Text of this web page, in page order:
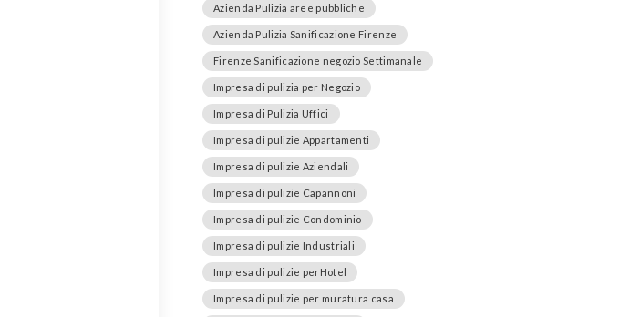
Azienda Pulizia aree pubbliche
Azienda Pulizia Sanificazione Firenze
Firenze Sanificazione negozio Settimanale
Impresa di pulizia per Negozio
Impresa di Pulizia Uffici
Impresa di pulizie Appartamenti
Impresa di pulizie Aziendali
Impresa di pulizie Capannoni
Impresa di pulizie Condominio
Impresa di pulizie Industriali
Impresa di pulizie perHotel
Impresa di pulizie per muratura casa